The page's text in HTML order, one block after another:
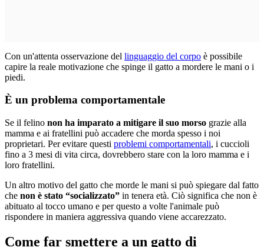
Con un'attenta osservazione del linguaggio del corpo è possibile
capire la reale motivazione che spinge il gatto a mordere le mani o i
piedi.
È un problema comportamentale
Se il felino non ha imparato a mitigare il suo morso grazie alla
mamma e ai fratellini può accadere che morda spesso i noi
proprietari. Per evitare questi problemi comportamentali, i cuccioli
fino a 3 mesi di vita circa, dovrebbero stare con la loro mamma e i
loro fratellini.
Un altro motivo del gatto che morde le mani si può spiegare dal fatto
che non è stato “socializzato” in tenera età. Ciò significa che non è
abituato al tocco umano e per questo a volte l'animale può
rispondere in maniera aggressiva quando viene accarezzato.
Come far smettere a un gatto di